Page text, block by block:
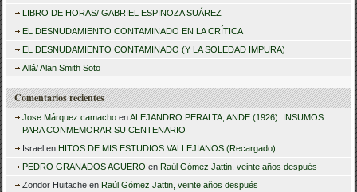
r
LIBRO DE HORAS/ GABRIEL ESPINOZA SUÁREZ
EL DESNUDAMIENTO CONTAMINADO EN LA CRÍTICA
EL DESNUDAMIENTO CONTAMINADO (Y LA SOLEDAD IMPURA)
Allá/ Alan Smith Soto
Comentarios recientes
Jose Márquez camacho enALEJANDRO PERALTA, ANDE (1926). INSUMOS
PARA CONMEMORAR SU CENTENARIO
Israel en HITOS DE MIS ESTUDIOS VALLEJIANOS (Recargado)
PEDRO GRANADOS AGUERO en Raúl Gómez Jattin, veinte años después
Zondor Huitache en Raúl Gómez Jattin, veinte años después